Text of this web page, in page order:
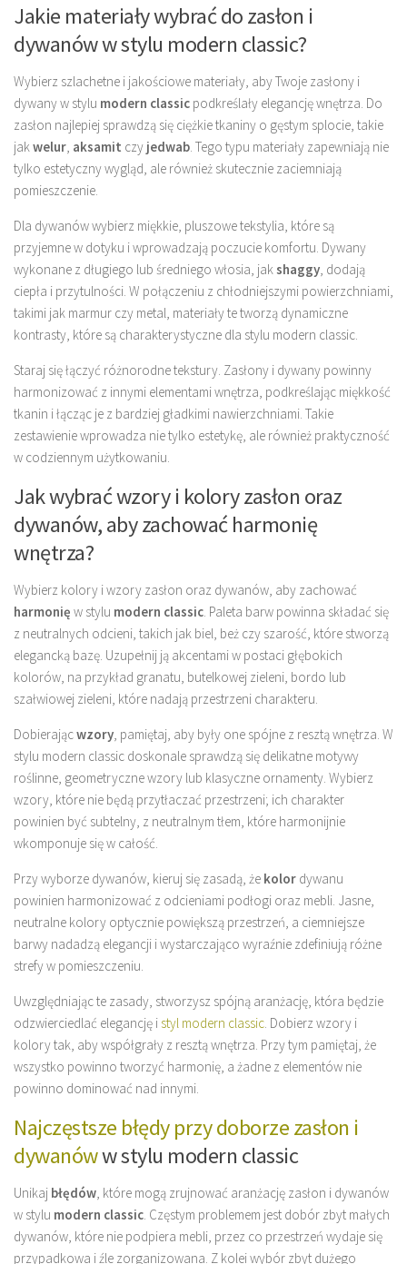
Jakie materiały wybrać do zasłon i
dywanów w stylu modern classic?
Wybierz szlachetne i jakościowe materiały, aby Twoje zasłony i
dywany w stylu modern classic podkreślały elegancję wnętrza. Do
zasłon najlepiej sprawdzą się ciężkie tkaniny o gęstym splocie, takie
jak welur aksamit czy jedwab . Tego typu materiały zapewniają nie
tylko estetyczny wygląd, ale również skutecznie zaciemniają
pomieszczenie.
Dla dywanów wybierz miękkie, pluszowe tekstylia, które są
przyjemne w dotyku i wprowadzają poczucie komfortu. Dywany
wykonane z długiego lub średniego włosia, jak shaggy , dodają
ciepła i przytulności. W połączeniu z chłodniejszymi powierzchniami,
takimi jak marmur czy metal, materiały te tworzą dynamiczne
kontrasty, które są charakterystyczne dla stylu modern classic.
Staraj się łączyć różnorodne tekstury. Zasłony i dywany powinny
harmonizować z innymi elementami wnętrza, podkreślając miękkość
tkanin i łącząc je z bardziej gładkimi nawierzchniami. Takie
zestawienie wprowadza nie tylko estetykę, ale również praktyczność
w codziennym użytkowaniu.
Jak wybrać wzory i kolory zasłon oraz
dywanów, aby zachować harmonię
wnętrza?
Wybierz kolory i wzory zasłon oraz dywanów, aby zachować
harmonię w stylu modern classic . Paleta barw powinna składać się
z neutralnych odcieni, takich jak biel, beż czy szarość, które stworzą
elegancką bazę. Uzupełnij ją akcentami w postaci głębokich
kolorów, na przykład granatu, butelkowej zieleni, bordo lub
szałwiowej zieleni, które nadają przestrzeni charakteru.
Dobierającwzory , pamiętaj, aby były one spójne z resztą wnętrza. W
stylu modern classic doskonale sprawdzą się delikatne motywy
roślinne, geometryczne wzory lub klasyczne ornamenty. Wybierz
wzory, które nie będą przytłaczać przestrzeni; ich charakter
powinien być subtelny, z neutralnym tłem, które harmonijnie
wkomponuje się w całość.
Przy wyborze dywanów, kieruj się zasadą, że kolor dywanu
powinien harmonizować z odcieniami podłogi oraz mebli. Jasne,
neutralne kolory optycznie powiększą przestrzeń, a ciemniejsze
barwy nadadzą elegancji i wystarczająco wyraźnie zdefiniują różne
strefy w pomieszczeniu.
Uwzględniając te zasady, stworzysz spójną aranżację, która będzie
odzwierciedlać elegancję i styl modern classic . Dobierz wzory i
kolory tak, aby współgrały z resztą wnętrza. Przy tym pamiętaj, że
wszystko powinno tworzyć harmonię, a żadne z elementów nie
powinno dominować nad innymi.
Najczęstsze błędy przy doborze zasłon i
dywanóww stylu modern classic
Unikaj błędów , które mogą zrujnować aranżację zasłon i dywanów
w stylu modern classic . Częstym problemem jest dobór zbyt małych
dywanów, które nie podpiera mebli, przez co przestrzeń wydaje się
przypadkowa i źle zorganizowana. Z kolei wybór zbyt dużego